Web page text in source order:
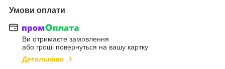
Умови оплати
Ви отримаєте замовлення
або гроші повернуться на вашу картку
Детальніше